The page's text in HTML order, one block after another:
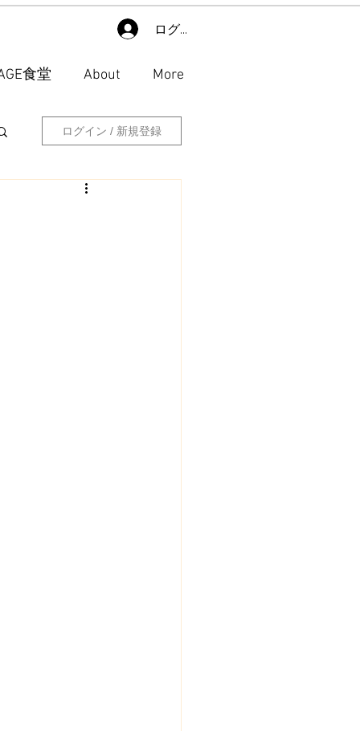
ログイン
食堂 About More
ログイン / 新規登録